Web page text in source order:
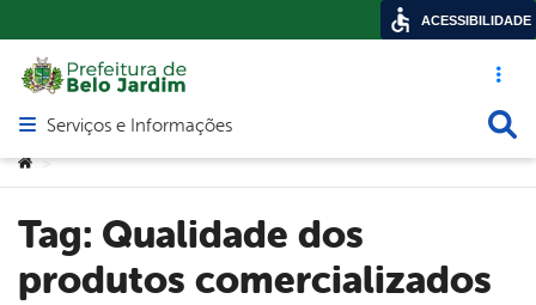
Acesso
Abrir menu principal de navegação
Serviços e Informações
Você está aqui:
>
Tag: Qualidade dos
produtos comercializados
ACESSIBILIDADE